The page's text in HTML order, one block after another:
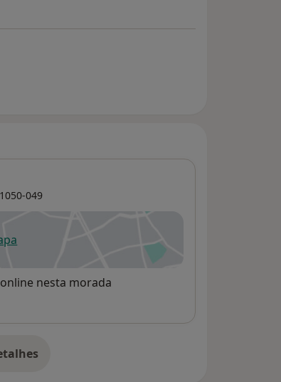
1050-049
novo separador
nesta morada
o endereço